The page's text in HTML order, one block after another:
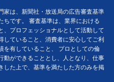
家は、新聞社・放送局の広告審査基準
ちです。 審査基準は、業界における
、プロフェッショナルとして活動して
していること、消費者に安心してご利
を有していること、 プロとしての倫
動ができることとし、人となり、仕事
した上で、基準を満たした方のみを掲